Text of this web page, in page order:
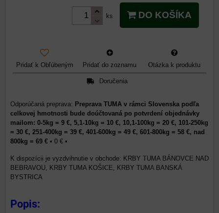
ks DO KOŠÍKA
Pridať k Obľúbeným Pridať do zoznamu Otázka k produktu
Doručenia
Preprava TUMA v rámci Slovenska podľa
celkovej hmotnosti bude doúčtovaná po potvrdení objednávky
mailom: 0-5kg = 9 €, 5,1-10kg = 10 €, 10,1-100kg = 20 €, 101-250kg
= 30 €, 251-400kg = 39 €, 401-600kg = 49 €, 601-800kg = 58 €, nad
800kg = 69 € • 0 € •
KRBY TUMA BÁNOVCE NAD
BEBRAVOU, KRBY TUMA KOŠICE, KRBY TUMA BANSKÁ
BYSTRICA
Popis: